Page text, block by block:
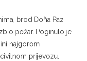
brod Doña Paz
požar. Poginulo je
najgorom
prijevozu.